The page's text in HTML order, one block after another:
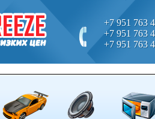
+7 951 763
+7 951 763
+7 951 763